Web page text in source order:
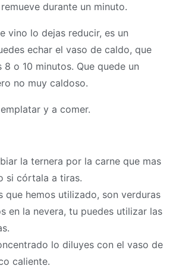
durante un minuto.
vino lo dejas reducir, es un
echar el vaso de caldo, que
8 o 10 minutos. Que quede un
no muy caldoso.
y a comer.
la ternera por la carne que mas
si córtala a tiras.
que hemos utilizado, son verduras
en la nevera, tu puedes utilizar las
lo diluyes con el vaso de
caliente.